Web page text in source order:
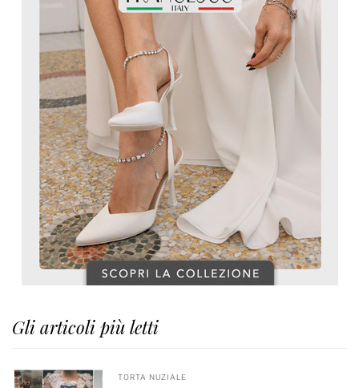
Gli articoli più letti
TORTA NUZIALE